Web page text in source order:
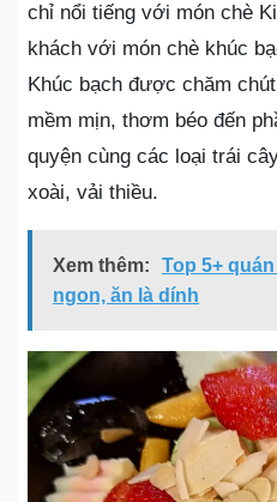
chỉ nổi tiếng với món chè
khách với món chè khúc
Khúc bạch được chăm
mềm mịn, thơm béo đến
quyện cùng các loại trái
xoài, vải thiều.
Xem thêm:
Top 5+
ngon, ăn là dính